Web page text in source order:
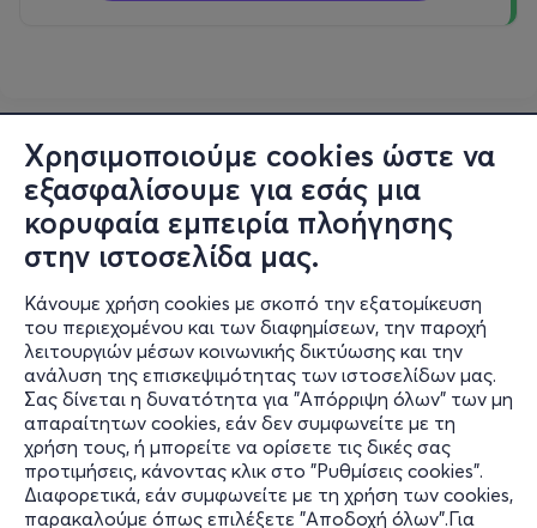
Χρησιμοποιούμε cookies ώστε να
εξασφαλίσουμε για εσάς μια
κορυφαία εμπειρία πλοήγησης
στην ιστοσελίδα μας.
Κάνουμε χρήση cookies με σκοπό την εξατομίκευση
του περιεχομένου και των διαφημίσεων, την παροχή
λειτουργιών μέσων κοινωνικής δικτύωσης και την
ανάλυση της επισκεψιμότητας των ιστοσελίδων μας.
Σας δίνεται η δυνατότητα για "Απόρριψη όλων" των μη
απαραίτητων cookies, εάν δεν συμφωνείτε με τη
χρήση τους, ή μπορείτε να ορίσετε τις δικές σας
προτιμήσεις, κάνοντας κλικ στο "Ρυθμίσεις cookies".
Διαφορετικά, εάν συμφωνείτε με τη χρήση των cookies,
παρακαλούμε όπως επιλέξετε "Αποδοχή όλων".Για
Πληροφορίες
Υποστήριξη
Stay Connected